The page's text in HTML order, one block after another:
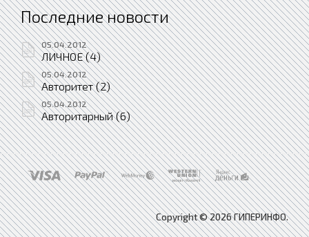
Последние новости
05.04.2012
ЛИЧНОЕ (4)
05.04.2012
Авторитет (2)
05.04.2012
Авторитарный (6)
Copyright © 2026 ГИПЕРИНФО.